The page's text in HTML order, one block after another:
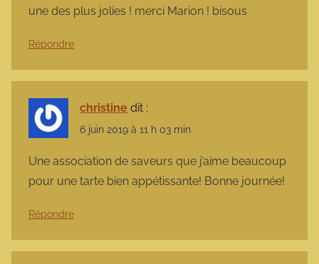
une des plus jolies ! merci Marion ! bisous
Répondre
christine dit :
6 juin 2019 à 11 h 03 min
Une association de saveurs que j’aime beaucoup
pour une tarte bien appétissante! Bonne journée!
Répondre